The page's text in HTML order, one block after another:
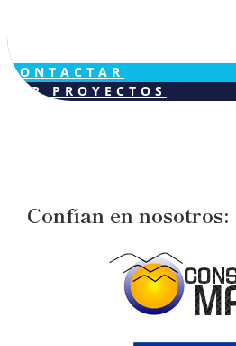
CONTACTAR
VER PROYECTOS
Confían en nosotros: